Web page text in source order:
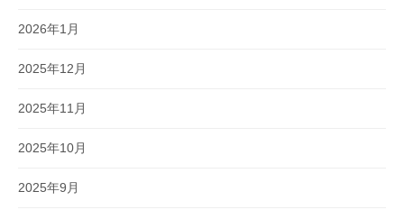
2026年1月
2025年12月
2025年11月
2025年10月
2025年9月